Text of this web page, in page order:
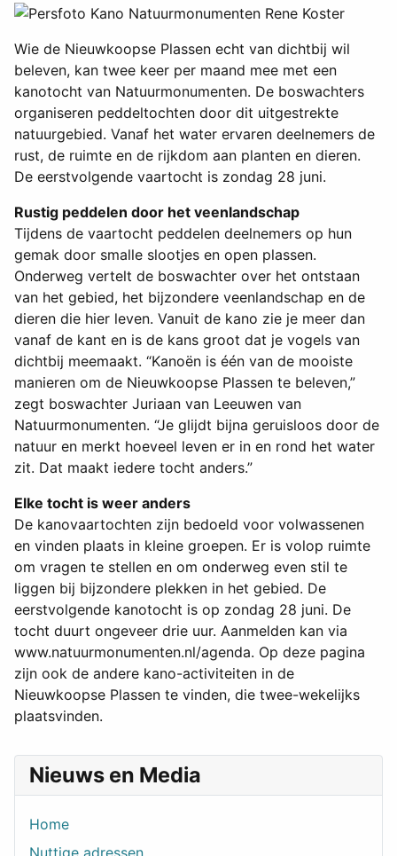
Nieuws en Media
Home
Nuttige adressen
Wie de Nieuwkoopse Plassen echt van dichtbij wil
beleven, kan twee keer per maand mee met een
kanotocht van Natuurmonumenten. De boswachters
organiseren peddeltochten door dit uitgestrekte
natuurgebied. Vanaf het water ervaren deelnemers de
rust, de ruimte en de rijkdom aan planten en dieren.
De eerstvolgende vaartocht is zondag 28 juni.
Rustig peddelen door het veenlandschap
Tijdens de vaartocht peddelen deelnemers op hun
gemak door smalle slootjes en open plassen.
Onderweg vertelt de boswachter over het ontstaan
van het gebied, het bijzondere veenlandschap en de
dieren die hier leven. Vanuit de kano zie je meer dan
vanaf de kant en is de kans groot dat je vogels van
dichtbij meemaakt. “Kanoën is één van de mooiste
manieren om de Nieuwkoopse Plassen te beleven,”
zegt boswachter Juriaan van Leeuwen van
Natuurmonumenten. “Je glijdt bijna geruisloos door de
natuur en merkt hoeveel leven er in en rond het water
zit. Dat maakt iedere tocht anders.”
Elke tocht is weer anders
De kanovaartochten zijn bedoeld voor volwassenen
en vinden plaats in kleine groepen. Er is volop ruimte
om vragen te stellen en om onderweg even stil te
liggen bij bijzondere plekken in het gebied. De
eerstvolgende kanotocht is op zondag 28 juni. De
tocht duurt ongeveer drie uur. Aanmelden kan via
www.natuurmonumenten.nl/agenda. Op deze pagina
zijn ook de andere kano-activiteiten in de
Nieuwkoopse Plassen te vinden, die twee-wekelijks
plaatsvinden.